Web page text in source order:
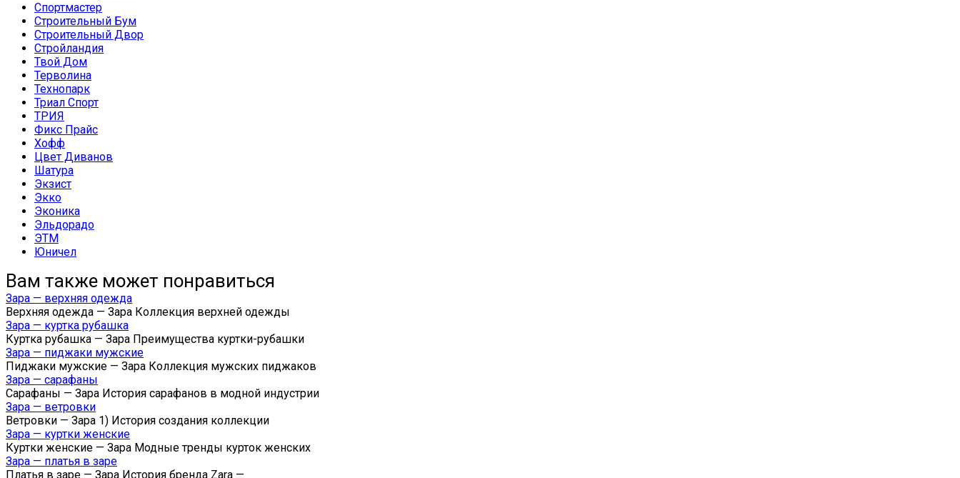
Спортмастер
Строительный Бум
Строительный Двор
Стройландия
Твой Дом
Терволина
Технопарк
Триал Спорт
ТРИЯ
Фикс Прайс
Хофф
Цвет Диванов
Шатура
Экзист
Экко
Эконика
Эльдорадо
ЭТМ
Юничел
Вам также может понравиться
Зара — верхняя одежда
Верхняя одежда — Зара Коллекция верхней одежды
Зара — куртка рубашка
Куртка рубашка — Зара Преимущества куртки-рубашки
Зара — пиджаки мужские
Пиджаки мужские — Зара Коллекция мужских пиджаков
Зара — сарафаны
Сарафаны — Зара История сарафанов в модной индустрии
Зара — ветровки
Ветровки — Зара 1) История создания коллекции
Зара — куртки женские
Куртки женские — Зара Модные тренды курток женских
Зара — платья в заре
Платья в заре — Зара История бренда Zara —